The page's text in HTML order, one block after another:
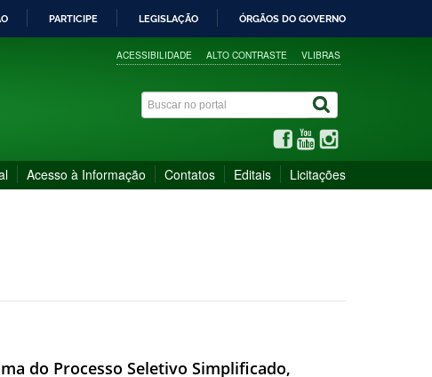
PARTICIPE LEGISLAÇÃO ÓRGÃOS DO GOVERNO
ACESSIBILIDADE ALTO CONTRASTE VLIBRAS
Acesso à Informação Contatos Editais Licitações
do Processo Seletivo Simplificado,